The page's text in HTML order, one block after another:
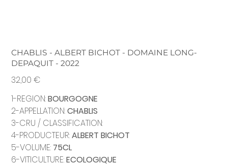
CHABLIS - ALBERT BICHOT - DOMAINE LONG-
DEPAQUIT - 2022
Prix
32,00 €
1-REGION:BOURGOGNE
2-APPELLATION:CHABLIS
3-CRU / CLASSIFICATION:
4-PRODUCTEUR:ALBERT BICHOT
5-VOLUME: 75CL
6-VITICULTURE:ECOLOGIQUE